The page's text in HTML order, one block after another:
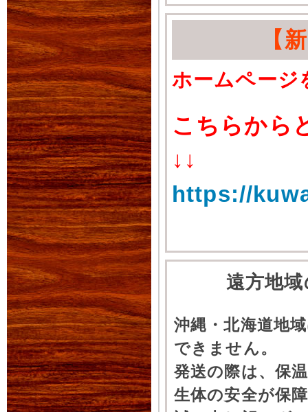
【
ホームページ
こちらから
↓↓
https://
遠方地
沖縄・北海道地
できません。
発送の際は、保
生体の安全が保